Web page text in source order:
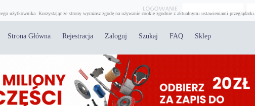
użytkownika. Korzystając ze strony wyrażasz zgodę na używanie cookie zgodnie z aktualnymi ustawieniami przeglądarki.
Strona Główna Rejestracja Zaloguj Szukaj FAQ Sklep